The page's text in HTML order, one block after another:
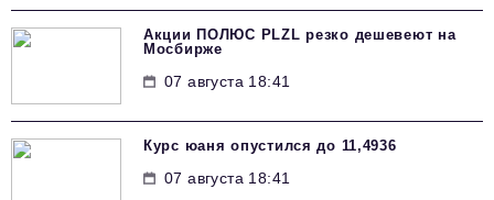
Акции ПОЛЮС PLZL резко дешевеют на
Мосбирже
07 августа 18:41
Курс юаня опустился до 11,4936
07 августа 18:41